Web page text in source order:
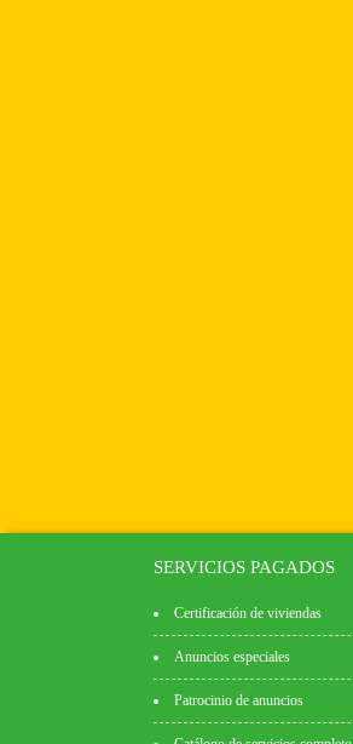
SERVICIOS PAGADOS
Certificación de viviendas
Anuncios especiales
Patrocinio de anuncios